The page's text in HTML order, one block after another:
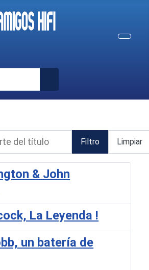
del título
Filtro Limpiar
& John
La Leyenda !
un batería de